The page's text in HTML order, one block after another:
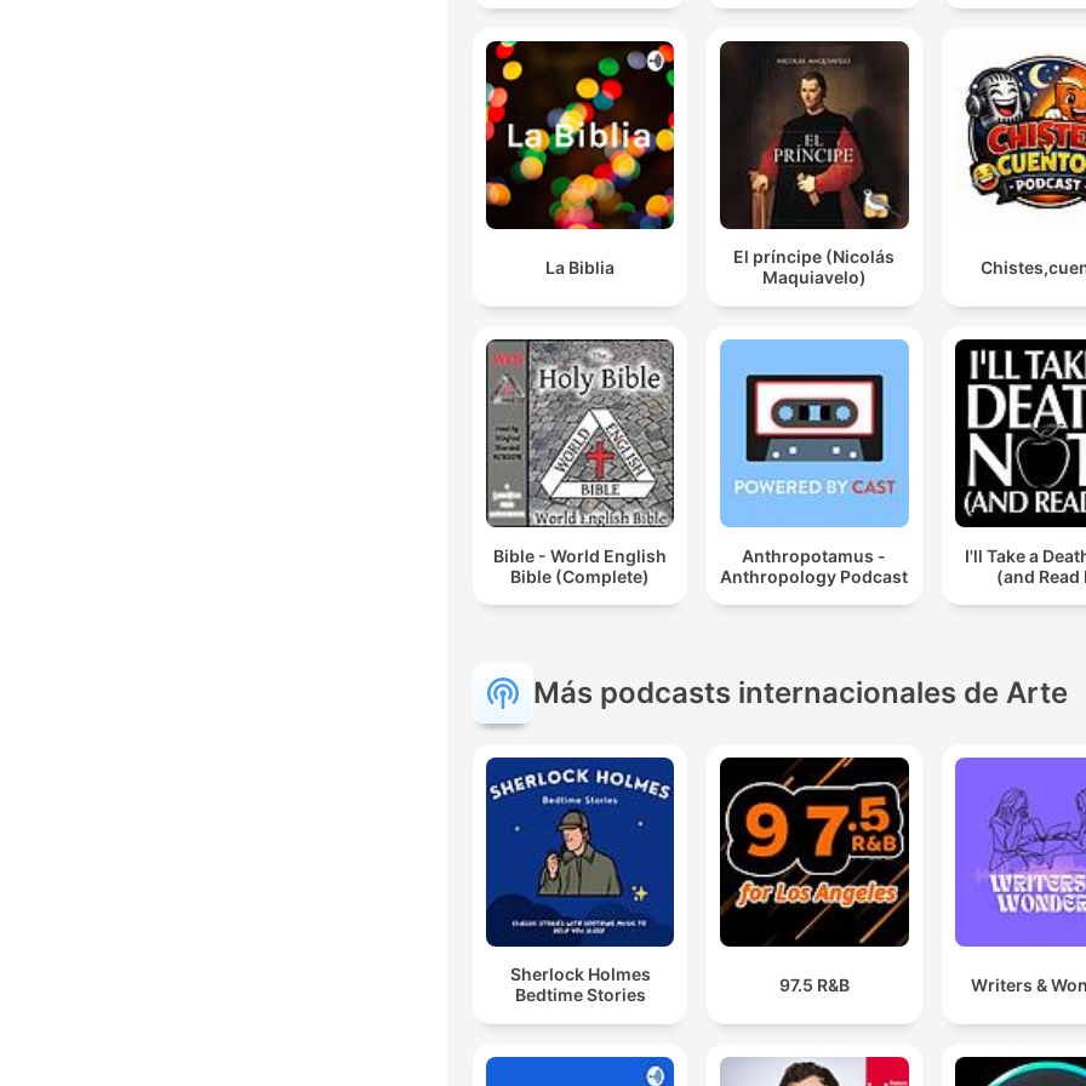
La Biblia
El príncipe (Nicolás
Maquiavelo)
Bible - World English
Bible (Complete)
Anthropotamus -
Anthropology Podcast
I'll Take a
(and Read
Más podcasts internacionales de Arte
Sherlock Holmes
Bedtime Stories
97.5 R&B Writers &